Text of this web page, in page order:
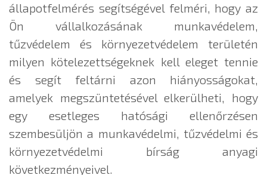
állapotfelmérés segítségével felméri, hogy az
Ön vállalkozásának munkavédelem,
tűzvédelem és környezetvédelem területén
milyen kötelezettségeknek kell eleget tennie
és segít feltárni azon hiányosságokat,
amelyek megszüntetésével elkerülheti, hogy
egy esetleges hatósági ellenőrzésen
szembesüljön a munkavédelmi, tűzvédelmi és
környezetvédelmi bírság anyagi
következményeivel.